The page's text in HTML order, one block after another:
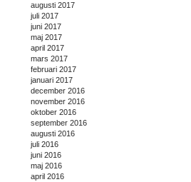
augusti 2017
juli 2017
juni 2017
maj 2017
april 2017
mars 2017
februari 2017
januari 2017
december 2016
november 2016
oktober 2016
september 2016
augusti 2016
juli 2016
juni 2016
maj 2016
april 2016